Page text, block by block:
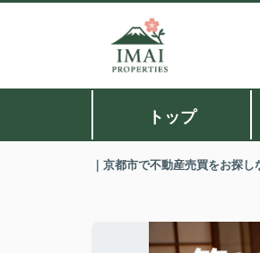
トップ
｜京都市で不動産売買をお探